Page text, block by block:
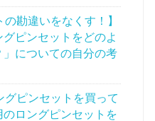
勘違いをなくす！】
グピンセットをどのよ
」についての自分の考
グピンセットを買って
ロングピンセットを